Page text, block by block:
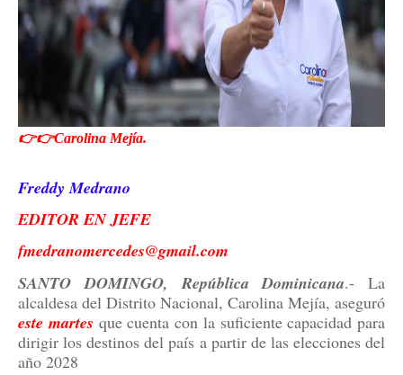
👉👉Carolina Mejía.
Freddy Medrano
EDITOR EN JEFE
fmedranomercedes@gmail.com
SANTO DOMINGO, República Dominicana.- La
alcaldesa del Distrito Nacional, Carolina Mejía, aseguró
este martes que cuenta con la suficiente capacidad para
dirigir los destinos del país a partir de las elecciones del
año 2028